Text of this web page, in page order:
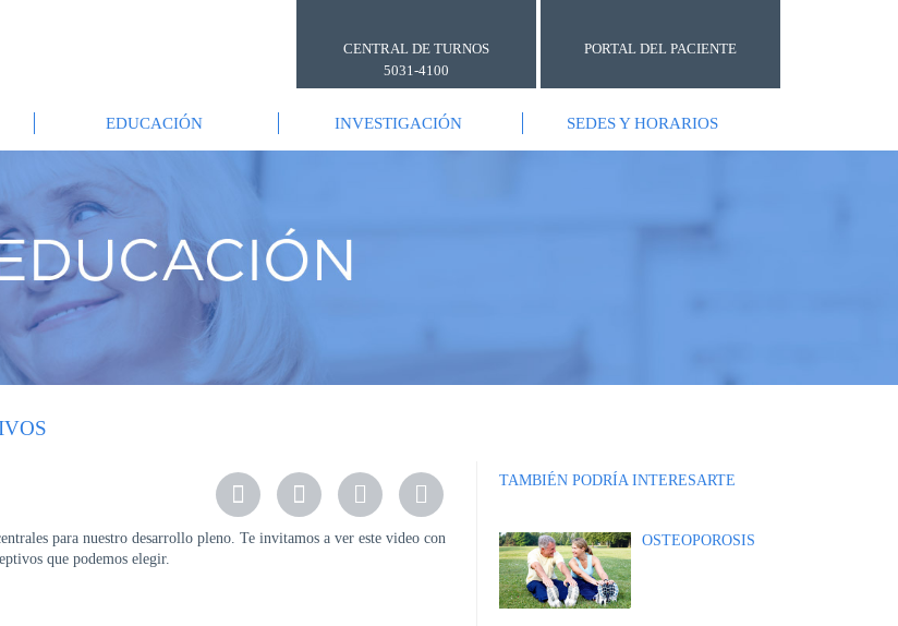
CENTRAL DE TURNOS
5031-4100
PORTAL DEL PACIENTE
EDUCACIÓN INVESTIGACIÓN SEDES Y HORARIOS
para nuestro desarrollo pleno. Te invitamos a ver este video con
que podemos elegir.
TAMBIÉN PODRÍA INTERESARTE
OSTEOPOROSIS